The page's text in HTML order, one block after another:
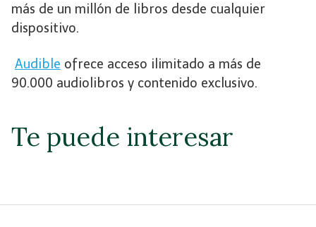
más de un millón de libros desde cualquier
dispositivo.
Audible ofrece acceso ilimitado a más de
90.000 audiolibros y contenido exclusivo.
Te puede interesar